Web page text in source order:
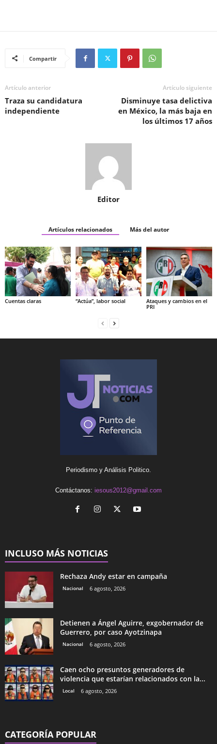
Compartir
Artículo anterior
Traza su candidatura
independiente
Artículo siguiente
Disminuye tasa delictiva
en México, la más baja en
los últimos 17 años
Editor
Artículos relacionados Más del autor
Cuentas claras “Actúa”, labor social
Ataques y cambios en el
PRI
Periodismo y Análisis Politico.
Contáctanos: iesous2012@gmail.com
INCLUSO MÁS NOTICIAS
Rechaza Andy estar en campaña
Nacional 6 agosto, 2026
Detienen a Ángel Aguirre, exgobernador de
Guerrero, por caso Ayotzinapa
Nacional 6 agosto, 2026
Caen ocho presuntos generadores de
violencia que estarían relacionados con la...
Local 6 agosto, 2026
CATEGORÍA POPULAR